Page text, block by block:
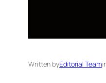
Written byEditorial Team